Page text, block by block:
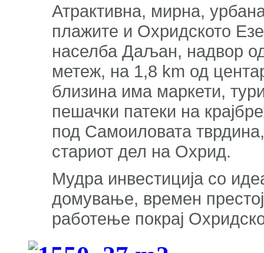
Атрактивна, мирна,
плажите и Охридското
населба Даљан, надвор
метеж, на 1,8 km од
близина има маркети,
пешачки патеки на
под Самоиловата
стариот дел на Охрид.
Мудра инвестиција со
домување, времен
работење покрај